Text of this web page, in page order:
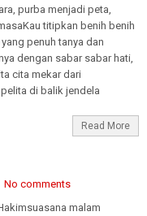
purba menjadi peta,
titipkan benih benih
penuh tanya dan
dengan sabar sabar hati,
cita mekar dari
di balik jendela
Read More
No comments
malam